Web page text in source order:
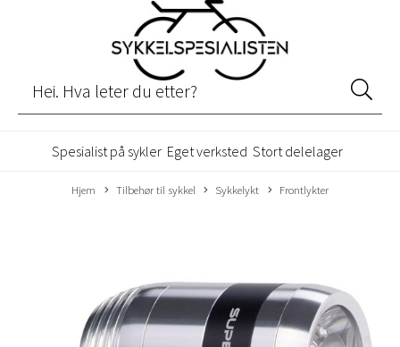
Spesialist på sykler Eget verksted Stort delelager
Hjem Tilbehør til sykkel Sykkelykt Frontlykter